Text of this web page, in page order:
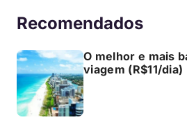
Recomendados
O melhor e mais
viagem (R$11/dia)